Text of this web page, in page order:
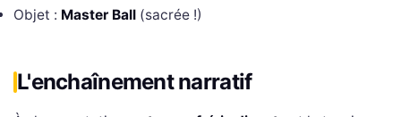
Objet : Master Ball (sacrée !)
L'enchaînement narratif